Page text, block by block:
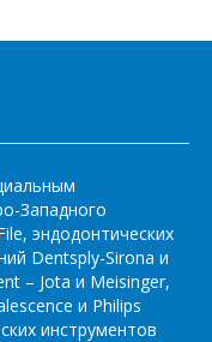
Западного
эндодонтических
Dentsply-Sirona и
– Jota и Meisinger,
и Philips
инструментов